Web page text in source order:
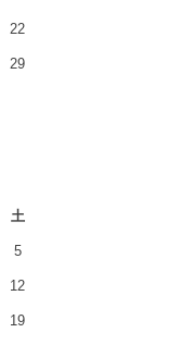
22
29
土
5
12
19